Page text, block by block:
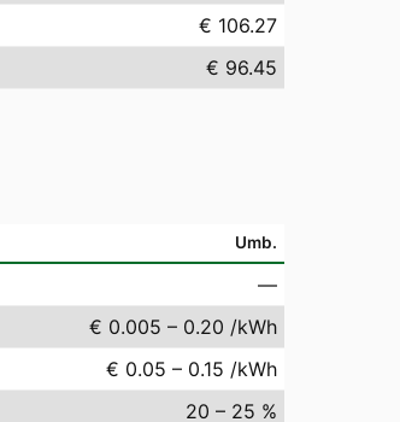
€ 106.27
€ 96.45
Umb.
—
€ 0.005 – 0.20 /kWh
€ 0.05 – 0.15 /kWh
20 – 25 %